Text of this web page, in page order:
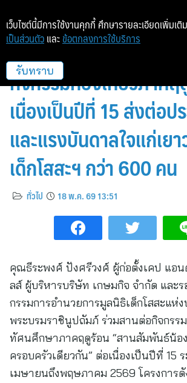
เคป แอนด์ แคนทารี โฮเท
กิจกรรมท่องเที่ยวภาค
เนื่องเป็นปีที่ 15 ส่งต่อ
และแรงบันดาลใจแก่เย
เด็กโสสะฯ กว่า 600 คน
ทั่วไป 18 พ.ค. 69 13:51
คุณธีระพงศ์ ปังศรีวงศ์ ผู้ก่อตั้งเคป แอน
ลส์ ผู้บริหารบริษัท เกษมกิจ จำกัด และร
กรรมการอำนวยการมูลนิธิเด็กโสสะแห่
พระบรมราชินูปถัมภ์ ร่วมสานต่อกิจกรร
ทัศนศึกษาภาคฤดูร้อน “สานสัมพันธ์น้อ
ครอบครัวเดียวกัน” ต่อเนื่องเป็นปีที่ 15
เมษายนถึงพฤษภาคม 2569 โครงการดั
เว็บไซต์นี้มีการใช้งานคุกกี้ ศึกษารายละเอียดเพิ่มเติ
เป็นส่วนตัว และ ข้อตกลงการใช้บริการ
รับทราบ